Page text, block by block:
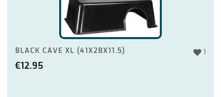
1
BLACK CAVE XL (41X28X11.5)
€12.95